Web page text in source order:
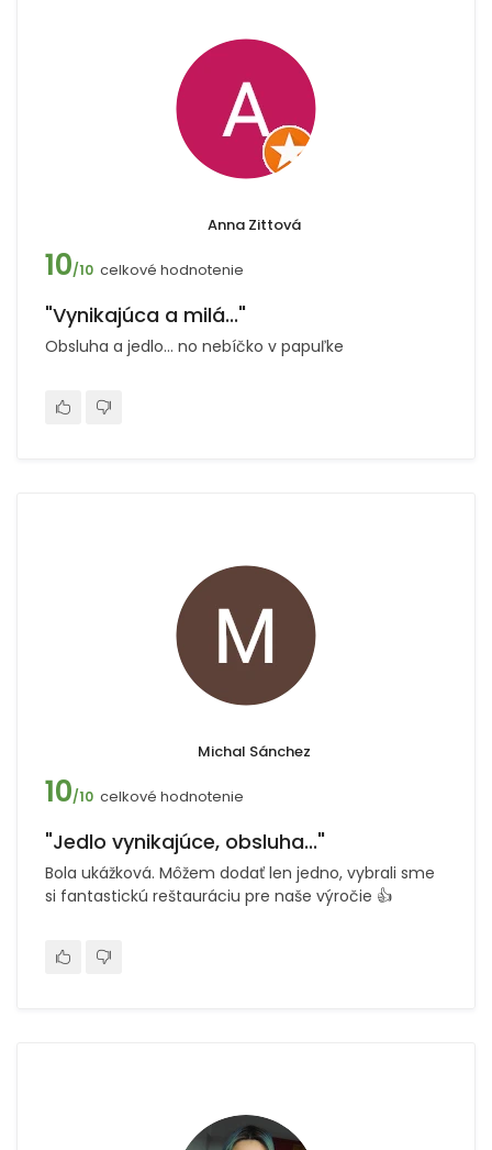
Anna Zittová
10/10 celkové hodnotenie
"Vynikajúca a milá..."
Obsluha a jedlo... no nebíčko v papuľke
Michal Sánchez
10/10 celkové hodnotenie
"Jedlo vynikajúce, obsluha..."
Bola ukážková. Môžem dodať len jedno, vybrali sme
si fantastickú reštauráciu pre naše výročie 👍